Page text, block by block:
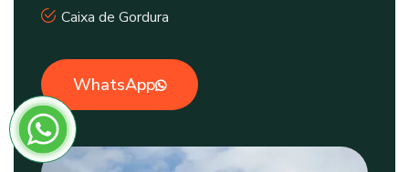
Caixa de Gordura
WhatsApp